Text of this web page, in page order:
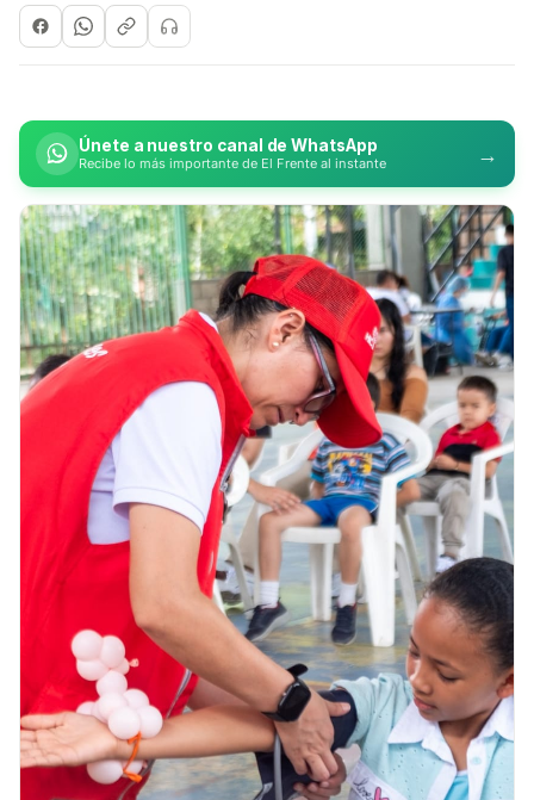
Únete a nuestro canal de WhatsApp
Recibe lo más importante de El Frente al instante →